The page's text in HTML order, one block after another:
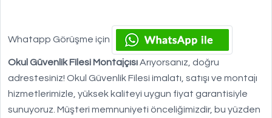
Whatapp Görüşme için
Okul Güvenlik Filesi MontajçısıArıyorsanız, doğru
adrestesiniz! Okul Güvenlik Filesi imalatı, satışı ve montajı
hizmetlerimizle, yüksek kaliteyi uygun fiyat garantisiyle
sunuyoruz. Müşteri memnuniyeti önceliğimizdir, bu yüzden